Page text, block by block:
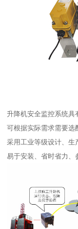
升降机安全监控系统具
可根据实际需求需要选
采用工业等级设计、生
易于安装、省时省力、